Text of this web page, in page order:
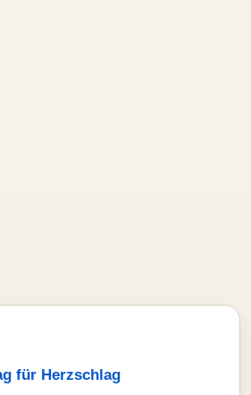
für Herzschlag